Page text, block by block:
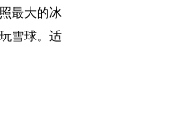
最大的冰
雪球。适